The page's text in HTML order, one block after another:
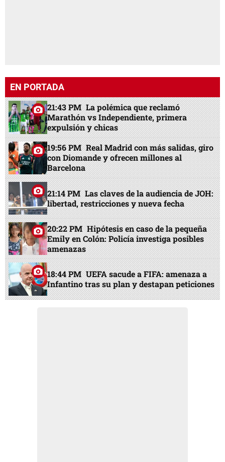
EN PORTADA
21:43 PM La polémica que reclamó
Marathón vs Independiente, primera
expulsión y chicas
19:56 PM Real Madrid con más salidas, giro
con Diomande y ofrecen millones al
Barcelona
21:14 PM Las claves de la audiencia de JOH:
libertad, restricciones y nueva fecha
20:22 PM Hipótesis en caso de la pequeña
Emily en Colón: Policía investiga posibles
amenazas
18:44 PM UEFA sacude a FIFA: amenaza a
Infantino tras su plan y destapan peticiones